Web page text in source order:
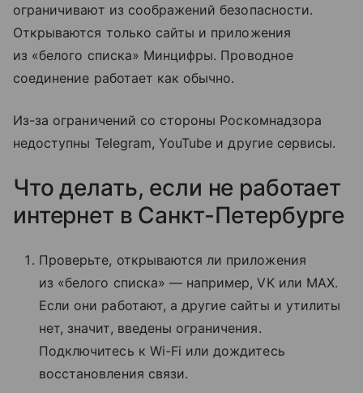
ограничивают из соображений безопасности.
Открываются только сайты и приложения
из «белого списка» Минцифры. Проводное
соединение работает как обычно.
Из-за ограничений со стороны Роскомнадзора
недоступны Telegram, YouTube и другие сервисы.
Что делать, если не работает
интернет в Санкт-Петербурге
Проверьте, открываются ли приложения
из «белого списка» — например, VK или MAX.
Если они работают, а другие сайты и утилиты
нет, значит, введены ограничения.
Подключитесь к Wi-Fi или дождитесь
восстановления связи.